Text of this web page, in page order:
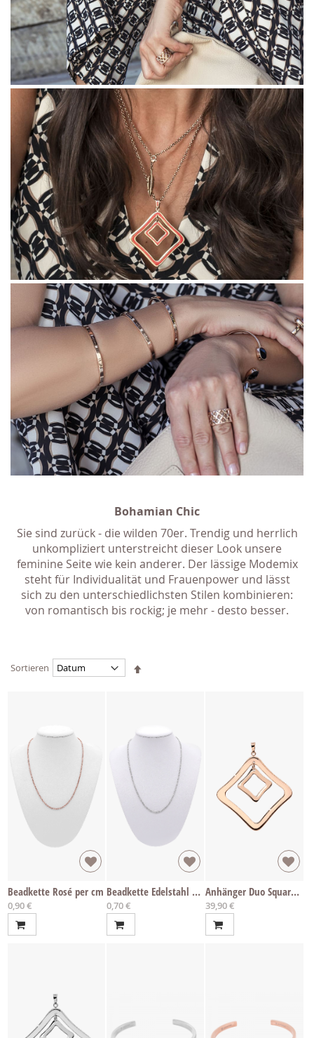
Bohamian Chic
Sie sind zurück - die wilden 70er. Trendig und herrlich
unkompliziert unterstreicht dieser Look unsere
feminine Seite wie kein anderer. Der lässige Modemix
steht für Individualität und Frauenpower und lässt
sich zu den unterschiedlichsten Stilen kombinieren:
von romantisch bis rockig; je mehr - desto besser.
Sortieren
Absteigend
Beadkette Rosé per cm
0,90 €
Beadkette Edelstahl per cm
0,70 €
Anhänger Duo Square Rosé
39,90 €